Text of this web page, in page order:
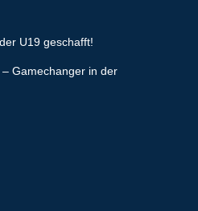
U19 geschafft!
Gamechanger in der